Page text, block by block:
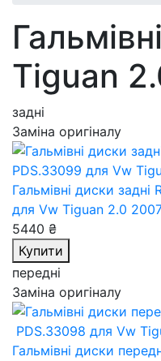
Tiguan
задні
Заміна оригіналу
Гальмівні диски
для Vw Tiguan 2.0
5440 ₴
Купити
передні
Заміна оригіналу
Гальмівні диски